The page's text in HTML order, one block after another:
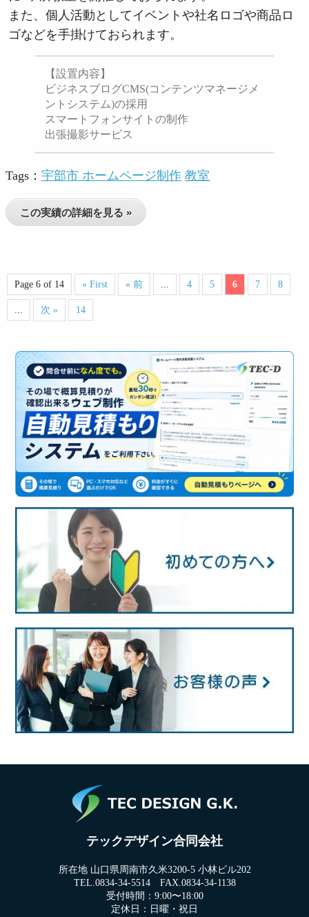
また、個人活動としてイベントや社名ロゴや商品ロ
ゴなどを手掛けておられます。
【設置内容】
ビジネスブログCMS(コンテンツマネージメ
ントシステム)の採用
スマートフォンサイトの制作
出張撮影サービス
Tags： 宇部市 ホームページ制作 教室
この実績の詳細を見る »
Page 6 of 14 « First « 前 4 5 6 7 8
次 » 14
テックデザイン合同会社
所在地 山口県周南市久米3200-5 小林ビル202
TEL.0834-34-5514 FAX.0834-34-1138
受付時間：9:00〜18:00
定休日：日曜・祝日